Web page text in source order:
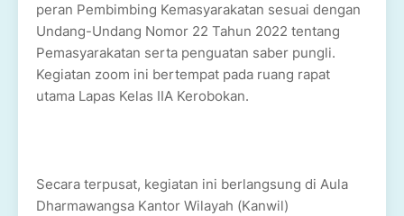
peran Pembimbing Kemasyarakatan sesuai dengan
Undang-Undang Nomor 22 Tahun 2022 tentang
Pemasyarakatan serta penguatan saber pungli.
Kegiatan zoom ini bertempat pada ruang rapat
utama Lapas Kelas IIA Kerobokan.
Secara terpusat, kegiatan ini berlangsung di Aula
Dharmawangsa Kantor Wilayah (Kanwil)